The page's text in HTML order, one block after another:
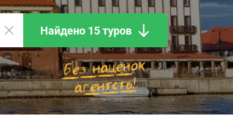
Найдено 15 туров